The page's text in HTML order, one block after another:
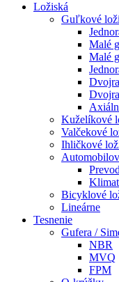
Ložiská
Guľkové
Malé
Malé
Kuželíkové
Valčekové
Ihličkové
Bicyklové
Lineárne
Tesnenie
Gufera /
NBR
MVQ
FPM